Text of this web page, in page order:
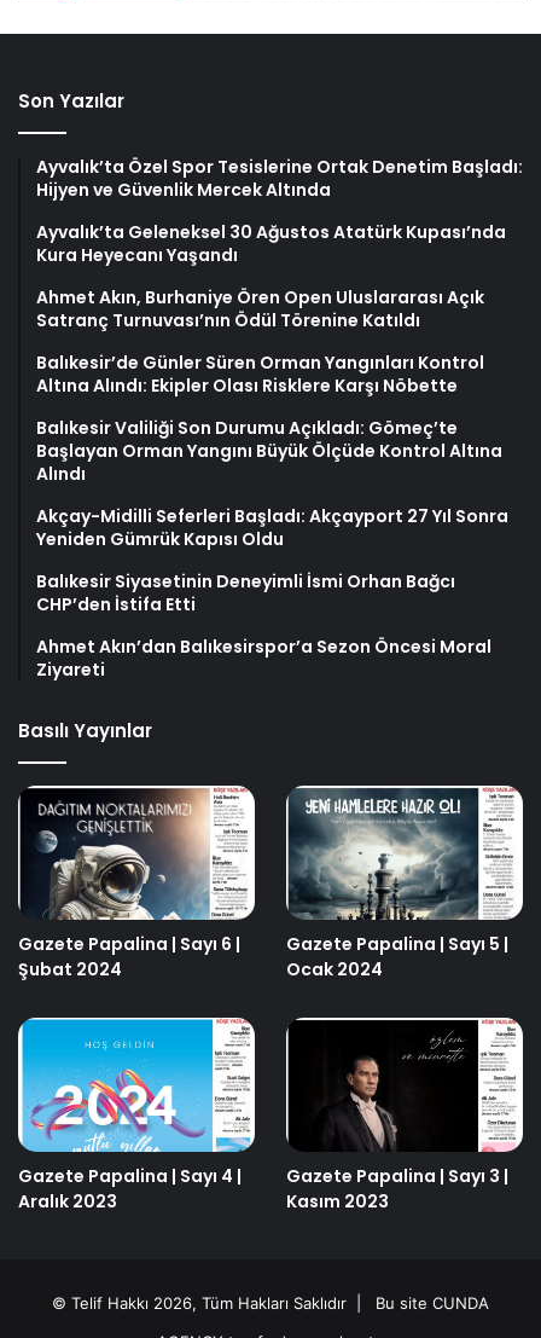
Son Yazılar
Ayvalık’ta Özel Spor Tesislerine Ortak Denetim Başladı:
Hijyen ve Güvenlik Mercek Altında
Ayvalık’ta Geleneksel 30 Ağustos Atatürk Kupası’nda
Kura Heyecanı Yaşandı
Ahmet Akın, Burhaniye Ören Open Uluslararası Açık
Satranç Turnuvası’nın Ödül Törenine Katıldı
Balıkesir’de Günler Süren Orman Yangınları Kontrol
Altına Alındı: Ekipler Olası Risklere Karşı Nöbette
Balıkesir Valiliği Son Durumu Açıkladı: Gömeç’te
Başlayan Orman Yangını Büyük Ölçüde Kontrol Altına
Alındı
Akçay-Midilli Seferleri Başladı: Akçayport 27 Yıl Sonra
Yeniden Gümrük Kapısı Oldu
Balıkesir Siyasetinin Deneyimli İsmi Orhan Bağcı
CHP’den İstifa Etti
Ahmet Akın’dan Balıkesirspor’a Sezon Öncesi Moral
Ziyareti
Basılı Yayınlar
Gazete Papalina | Sayı 6 |
Şubat 2024
Gazete Papalina | Sayı 5 |
Ocak 2024
Gazete Papalina | Sayı 4 |
Aralık 2023
Gazete Papalina | Sayı 3 |
Kasım 2023
© Telif Hakkı 2026, Tüm Hakları Saklıdır | Bu site CUNDA